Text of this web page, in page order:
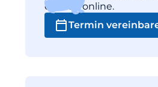
einfach online.
Termin